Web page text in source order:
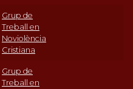
Grup de
Treball en
Noviolència
Cristiana
Grup de
Treball en